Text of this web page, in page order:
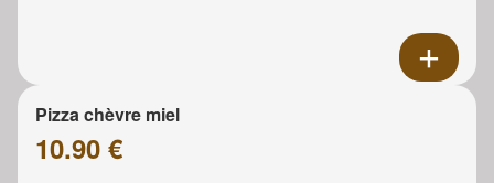
Pizza chèvre miel
10.90 €